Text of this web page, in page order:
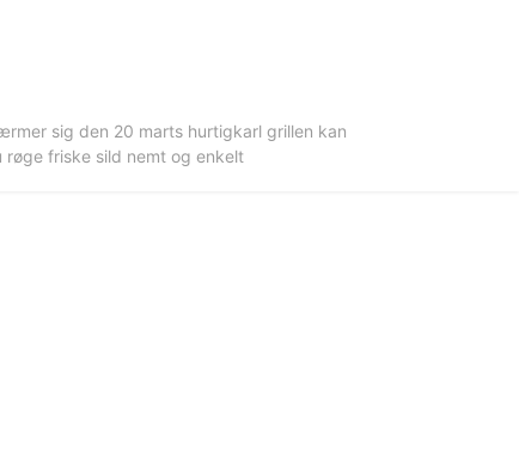
sig den 20 marts hurtigkarl grillen kan
friske sild nemt og enkelt